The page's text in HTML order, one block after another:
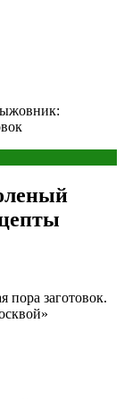
пора заготовок.